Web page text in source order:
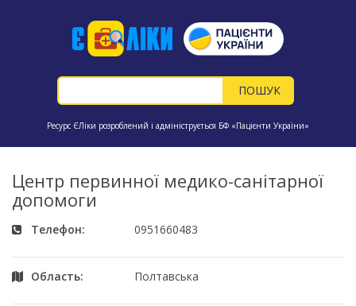
Ресурс ЄЛіки розроблений і адмініструється БФ «Пацієнти України»
Центр первинної медико-санітарної
допомоги
Телефон: 0951660483
Область: Полтавська